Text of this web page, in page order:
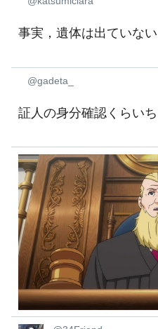
事実，遺体は出ていない
@gadeta_
証人の身分確認くらいち